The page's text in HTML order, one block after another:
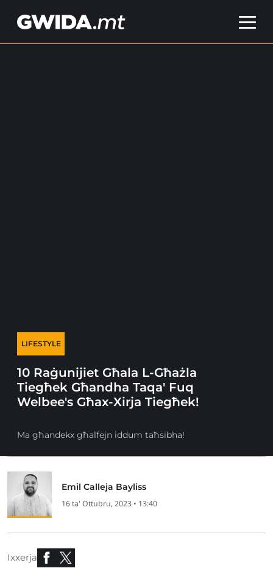
LIFESTYLE
10 Raġunijiet Għala L-Għażla
Tiegħek Għandha Taqa' Fuq
Welbee's Għax-Xirja Tiegħek!
Ma għandekx għalfejn iddum taħsibha!
Emil Calleja Bayliss
16 ta' Ottubru, 2023 • 13:40
Ixxerja